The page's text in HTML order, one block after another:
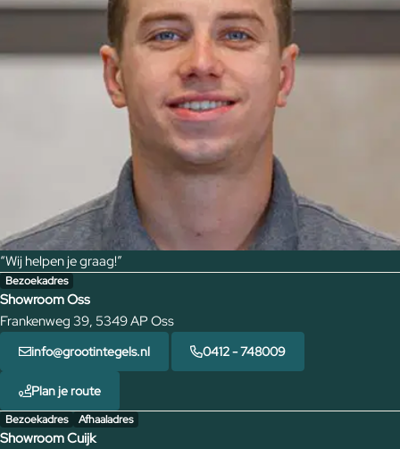
“Wij helpen je graag!”
Bezoekadres
Showroom Oss
Frankenweg 39, 5349 AP Oss
info@grootintegels.nl 0412 - 748009
Plan je route
Bezoekadres Afhaaladres
Showroom Cuijk